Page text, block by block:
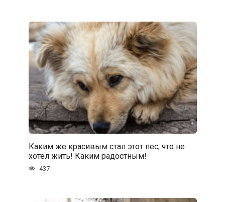
Каким же красивым стал этот пес, что не
хотел жить! Каким радостным!
437